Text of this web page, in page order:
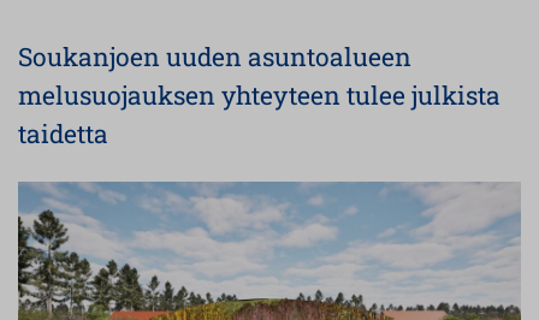
Soukanjoen uuden asuntoalueen
melusuojauksen yhteyteen tulee julkista
taidetta